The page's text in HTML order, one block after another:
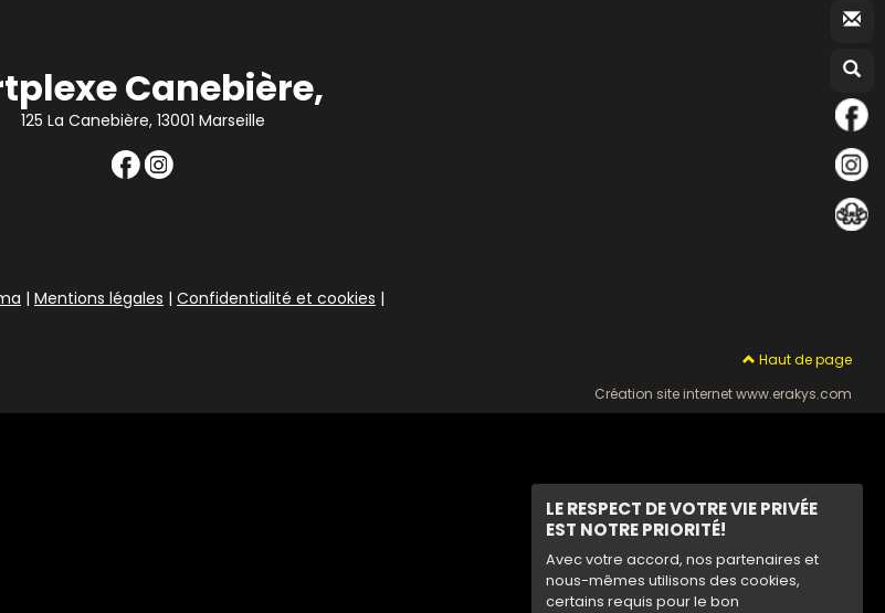
LE RESPECT DE VOTRE VIE PRIVÉE
EST NOTRE PRIORITÉ!
Avec votre accord, nos partenaires et
nous-mêmes utilisons des cookies,
certains requis pour le bon
Canebière,
125 La Canebière, 13001 Marseille
| Mentions légales | Confidentialité et cookies |
Haut de page
Création site internet www.erakys.com